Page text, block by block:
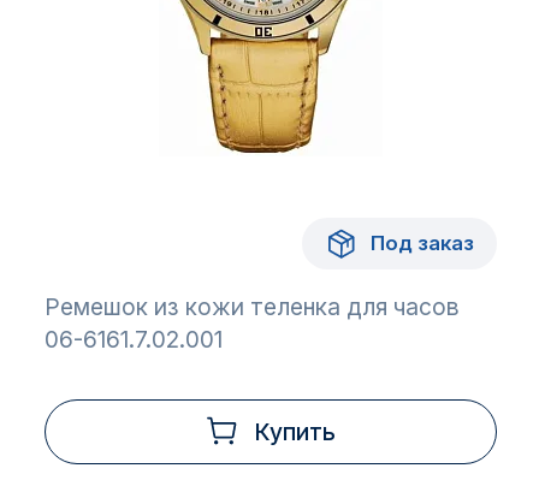
Под заказ
Ремешок из кожи теленка для часов
06-6161.7.02.001
Купить